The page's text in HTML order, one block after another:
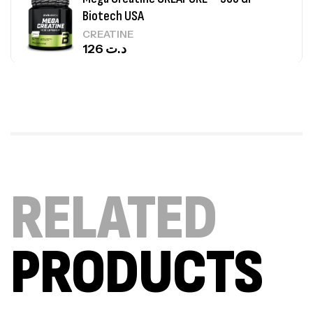
Biotech USA
CREATINE
د.ت
Autres
د.ت84
Creatine (CreapureⓇ) – 500g –
7Nutrition
RELATED
PRODUCTS